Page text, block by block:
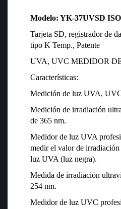
Modelo: YK-37UVSD
Tarjeta SD, registrador de
tipo K Temp., Patente
UVA, UVC MEDIDOR
Características:
Medición de luz UVA,
Medición de irradiación
de 365 nm.
Medidor de luz UVA
medir el valor de
luz UVA (luz negra).
Medida de irradiación
254 nm.
Medidor de luz UVC